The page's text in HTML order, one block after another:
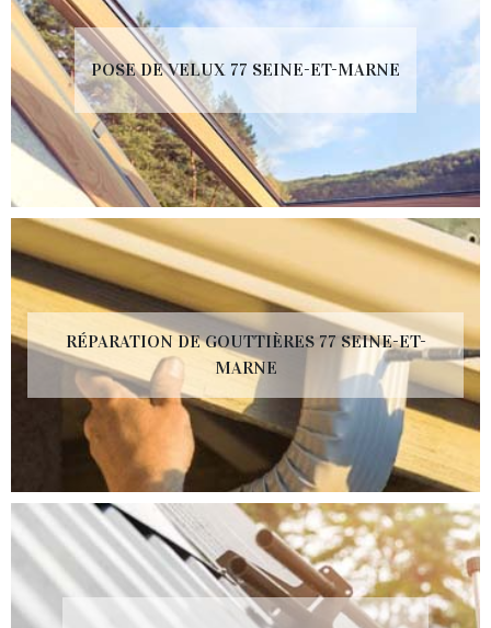
POSE DE VELUX 77 SEINE-ET-MARNE
RÉPARATION DE GOUTTIÈRES 77 SEINE-ET-
MARNE